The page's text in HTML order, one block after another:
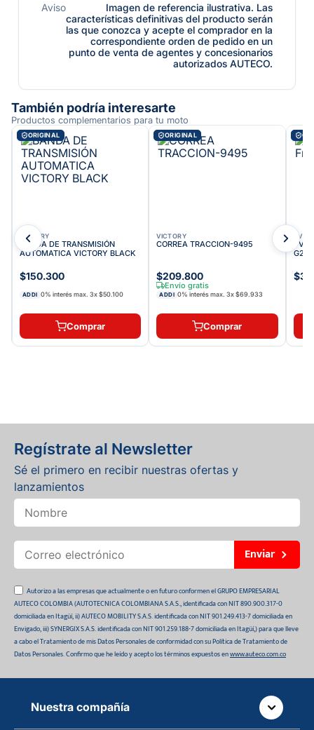
Aviso
Imagen de referencia ilustrativa. Las
características definitivas del producto serán
las que conozca y acepte el comprador en la
correspondiente orden de pedido en un
punto de venta de agentes y concesionarios
autorizados AUTECO.
También podría interesarte
Productos complementarios para tu moto
ORIGINAL
VICTORY
BANDA DE TRANSMISIÓN
AUTOMATICA VICTORY BLACK
$150.300
ADDI 0% interés max. 3x$50.100
Comprar
ORIGINAL
VICTORY
CORREA TRACCION-9495
$209.800
Envío gratis
ADDI 0% interés max.3x$69.933
Comprar
TVS
TVS
Regístrate al Newsletter
Sé el primero en recibir nuestras ofertas y
lanzamientos
Enviar
Autorizo a las empresas que actualmente o en futuro conformen el GRUPO EMPRESARIAL
AUTECO COLOMBIA (AUTOTECNICA COLOMBIANA S.A.S., identificada con NIT 890.900.317-0
domiciliada en Itagüí, ii) AUTECO MOBILITY S.A.S. identificada con NIT 901.249.413-7 domiciliada en
Envigado, iii) SYNERGIX S.A.S. identificada con NIT 901.259.188-7 domiciliada en Itagüí,) para que lleve
a cabo el Tratamiento de mis Datos Personales de conformidad con su Política de Tratamiento de
Datos Personales. Confirmo que he leído y acepto los términos expuestos enwww.auteco.com.co
Nuestra compañía